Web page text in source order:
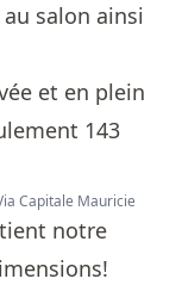
salon ainsi
Capitale Mauricie
notre